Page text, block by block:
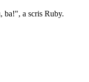
ba!", a scris Ruby.